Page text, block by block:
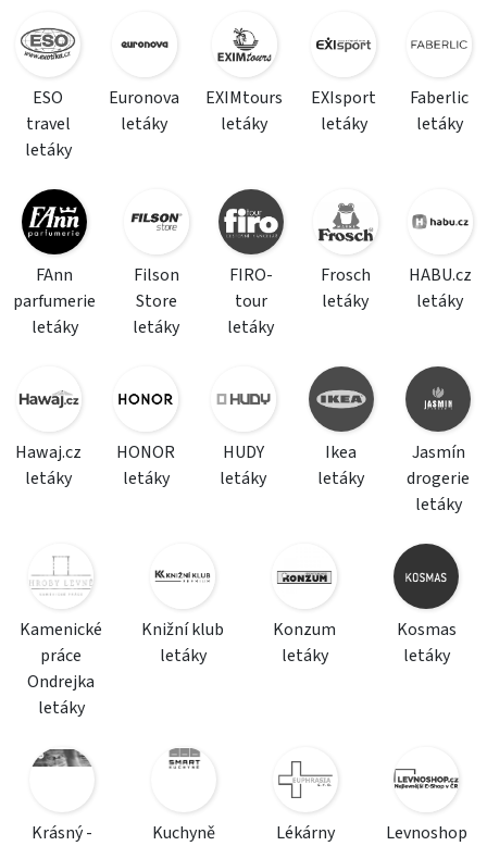
ESO
travel
letáky
Euronova
letáky
EXIMtours
letáky
EXIsport
letáky
Faberlic
letáky
FAnn
parfumerie
letáky
Filson
Store
letáky
FIRO-
tour
letáky
Frosch
letáky
HABU.cz
letáky
Hawaj.cz
letáky
HONOR
letáky
HUDY
letáky
Ikea
letáky
Jasmín
drogerie
letáky
Kamenické
práce
Ondrejka
letáky
Knižní klub
letáky
Konzum
letáky
Kosmas
letáky
Krásný -
Kuchyně
Lékárny
Levnoshop